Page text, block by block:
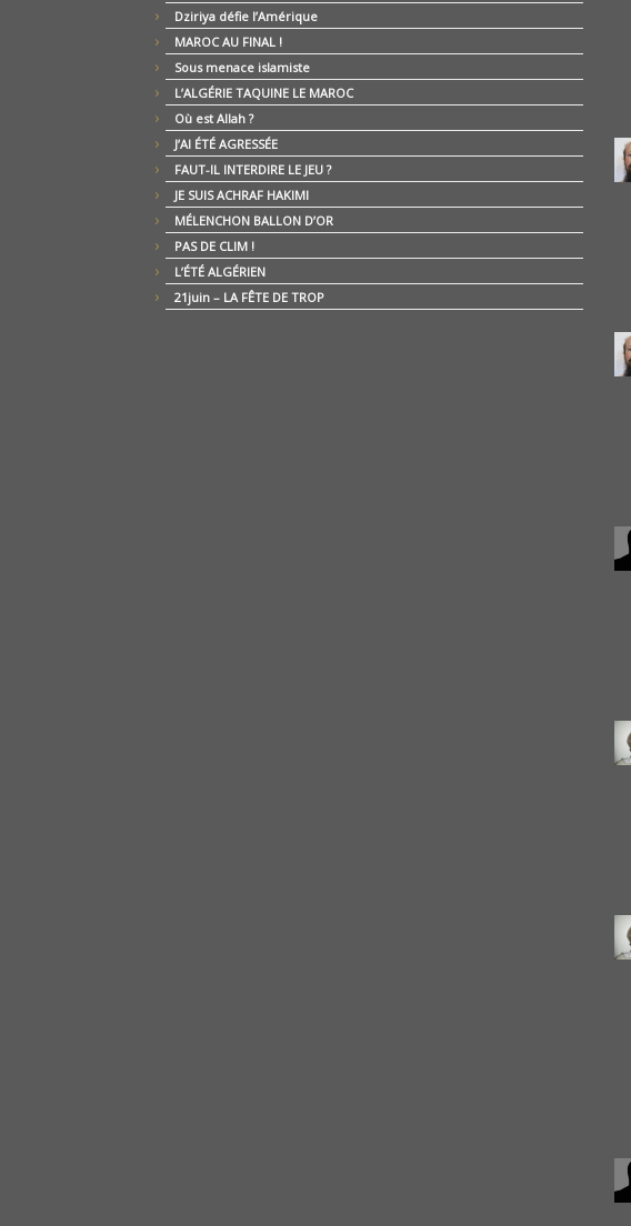
Dziriya défie l’Amérique
MAROC AU FINAL !
Sous menace islamiste
L’ALGÉRIE TAQUINE LE MAROC
Où est Allah ?
J’AI ÉTÉ AGRESSÉE
FAUT-IL INTERDIRE LE JEU ?
JE SUIS ACHRAF HAKIMI
MÉLENCHON BALLON D’OR
PAS DE CLIM !
L’ÉTÉ ALGÉRIEN
21juin – LA FÊTE DE TROP